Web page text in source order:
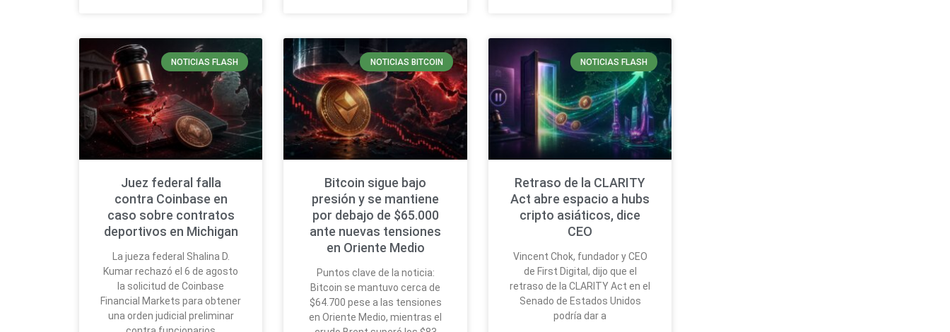
NOTICIAS FLASH
Juez federal falla
contra Coinbase en
caso sobre contratos
deportivos en Michigan
La jueza federal Shalina D.
Kumar rechazó el 6 de agosto
la solicitud de Coinbase
Financial Markets para obtener
una orden judicial preliminar
NOTICIAS BITCOIN
Bitcoin sigue bajo
presión y se mantiene
por debajo de $65.000
ante nuevas tensiones
en Oriente Medio
Puntos clave de la noticia:
Bitcoin se mantuvo cerca de
$64.700 pese a las tensiones
en Oriente Medio, mientras el
NOTICIAS FLASH
Retraso de la CLARITY
Act abre espacio a hubs
cripto asiáticos, dice
CEO
Vincent Chok, fundador y CEO
de First Digital, dijo que el
retraso de la CLARITY Act en el
Senado de Estados Unidos
podría dar a